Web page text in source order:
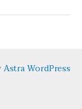
Astra WordPress